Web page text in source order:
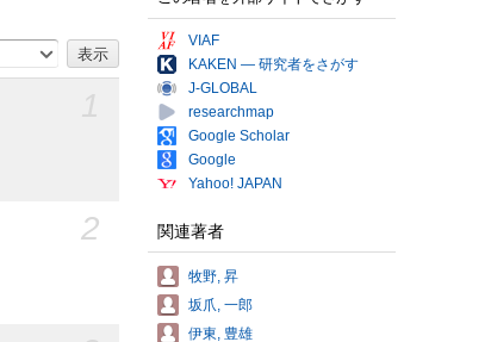
2
VIAF
KAKEN — 研究者をさがす
J-GLOBAL
researchmap
Google Scholar
Google
Yahoo! JAPAN
関連著者
牧野, 昇
坂爪, 一郎
伊東, 豊雄